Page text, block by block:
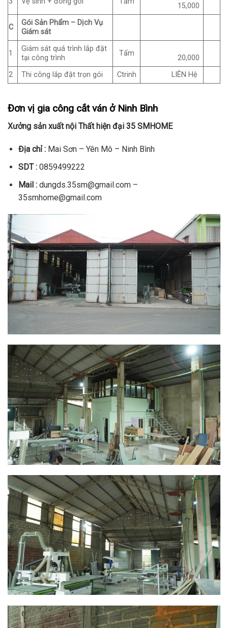
15,000
C
Gói Sản Phẩm – Dịch Vụ
Giám sát
1
Giám sát quá trình lắp đặt
tại công trình
Tấm
20,000
2
Thi công lắp đặt trọn gói Ctrinh LIÊN Hệ
Đơn vị gia công cắt ván ở Ninh Bình
Xưởng sản xuất nội Thất hiện đại 35 SMHOME
Địa chỉ :Mai Sơn – Yên Mô – Ninh Bình
SDT :0859499222
Mail :dungds.35sm@gmail.com –
35smhome@gmail.com